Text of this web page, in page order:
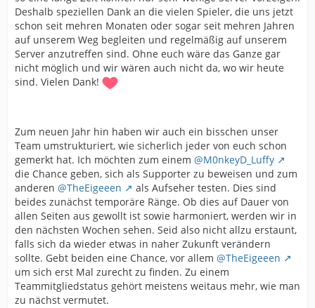
Deshalb speziellen Dank an die vielen Spieler, die uns jetzt
schon seit mehren Monaten oder sogar seit mehren Jahren
auf unserem Weg begleiten und regelmäßig auf unserem
Server anzutreffen sind. Ohne euch wäre das Ganze gar
nicht möglich und wir wären auch nicht da, wo wir heute
sind. Vielen Dank!
Zum neuen Jahr hin haben wir auch ein bisschen unser
Team umstrukturiert, wie sicherlich jeder von euch schon
gemerkt hat. Ich möchten zum einem @M0nkeyD_Luffy
die Chance geben, sich als Supporter zu beweisen und zum
anderen @TheEigeeen
als Aufseher testen. Dies sind
beides zunächst temporäre Ränge. Ob dies auf Dauer von
allen Seiten aus gewollt ist sowie harmoniert, werden wir in
den nächsten Wochen sehen. Seid also nicht allzu erstaunt,
falls sich da wieder etwas in naher Zukunft verändern
sollte. Gebt beiden eine Chance, vor allem @TheEigeeen
um sich erst Mal zurecht zu finden. Zu einem
Teammitgliedstatus gehört meistens weitaus mehr, wie man
zu nächst vermutet.